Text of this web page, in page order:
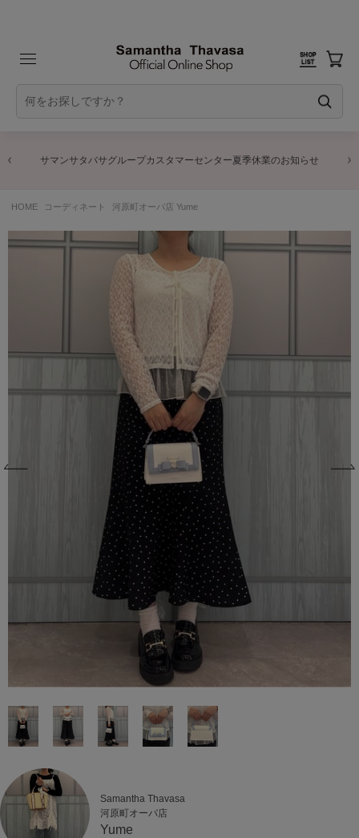
サマンサタバサグループカスタマーセンター夏季休業のお知らせ
HOME コーディネート 河原町オーパ店 Yume
Samantha Thavasa
河原町オーパ店
Yume